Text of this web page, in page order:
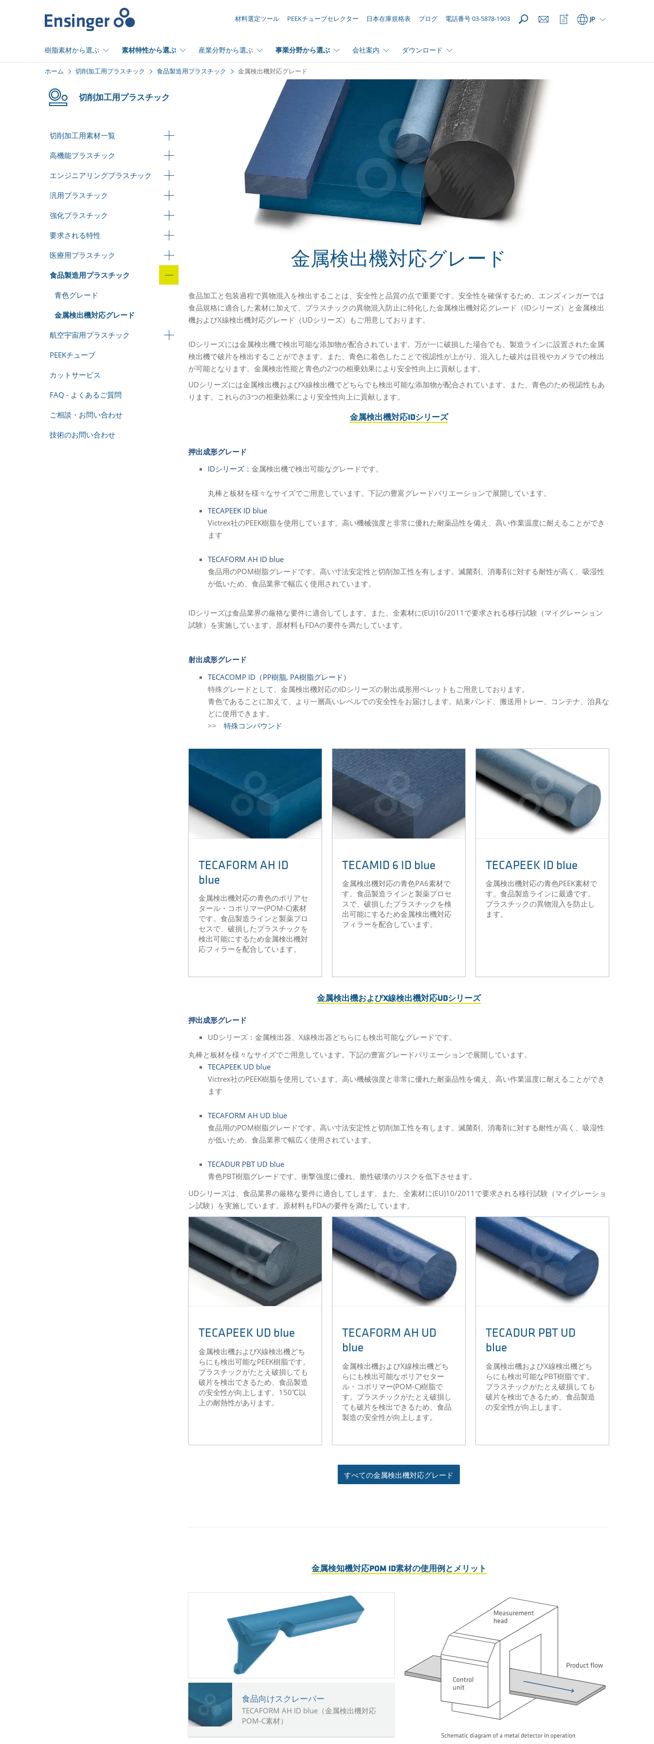
ー
ム
材料選定ツール PEEKチューブセレクター 日本在庫規格表 ブログ 電話番号 03-5878-1903 JP
ウ
ォ
ス
樹脂素材から選ぶ 素材特性から選ぶ 産業分野から選ぶ 事業分野から選ぶ 会社案内 ダウンロード
ホーム 切削加工用プラスチック 食品製造用プラスチック 金属検出機対応グレード
切削加工用プラスチック
切削加工用素材一覧
高機能プラスチック
エンジニアリングプラスチック
汎用プラスチック
強化プラスチック
要求される特性
医療用プラスチック
食品製造用プラスチック
青色グレード
金属検出機対応グレード
航空宇宙用プラスチック
PEEKチューブ
カットサービス
FAQ - よくあるご質問
ご相談・お問い合わせ
技術のお問い合わせ
金属検出機対応グレード
食品加工と包装過程で異物混入を検出することは、安全性と品質の点で重要です。安全性を確保するため、エンズィンガーでは
食品規格に適合した素材に加えて、プラスチックの異物混入防止に特化した金属検出機対応グレード（IDシリーズ）と金属検出
機およびX線検出機対応グレード（UDシリーズ）もご用意しております。
IDシリーズには金属検出機で検出可能な添加物が配合されています。万が一に破損した場合でも、製造ラインに設置された金属
検出機で破片を検出することができます。また、青色に着色したことで視認性が上がり、混入した破片は目視やカメラでの検出
が可能となります。金属検出性能と青色の2つの相乗効果により安全性向上に貢献します。
UDシリーズには金属検出機およびX線検出機でどちらでも検出可能な添加物が配合されています。また、青色のため視認性もあ
ります。これらの3つの相乗効果により安全性向上に貢献します。
金属検出機対応IDシリーズ
押出成形グレード
IDシリーズ： 金属検出機で検出可能なグレードです。
丸棒と板材を様々なサイズでご用意しています。下記の豊富グレードバリエーションで展開しています。
TECAPEEK ID blue
Victrex社のPEEK樹脂を使用しています。高い機械強度と非常に優れた耐薬品性を備え、高い作業温度に耐えることができ
ます
TECAFORM AH ID blue
食品用のPOM樹脂グレードです。高い寸法安定性と切削加工性を有します。滅菌剤、消毒剤に対する耐性が高く、吸湿性
が低いため、食品業界で幅広く使用されています。
IDシリーズは食品業界の厳格な要件に適合してします。また、全素材に(EU)10/2011で要求される移行試験（マイグレーション
試験）を実施しています。原材料もFDAの要件を満たしています。
射出成形グレード
TECACOMP ID（PP樹脂, PA樹脂グレード）
特殊グレードとして、金属検出機対応のIDシリーズの射出成形用ペレットもご用意しております。
青色であることに加えて、より一層高いレベルでの安全性をお届けします。結束バンド、搬送用トレー、コンテナ、治具な
どに使用できます。
>> 特殊コンパウンド
TECAFORM AH ID
blue
金属検出機対応の青色のポリアセ
タール・コポリマー(POM-C)素材
です。食品製造ラインと製薬プロ
セスで、破損したプラスチックを
検出可能にするため金属検出機対
応フィラーを配合しています。
TECAMID 6 ID blue
金属検出機対応の青色PA6素材で
す。食品製造ラインと製薬プロセ
スで、破損したプラスチックを検
出可能にするため金属検出機対応
フィラーを配合しています。
TECAPEEK ID blue
金属検出機対応の青色PEEK素材で
す。食品製造ラインに最適です。
プラスチックの異物混入を防止し
ます。
金属検出機およびX線検出機対応UDシリーズ
押出成形グレード
UDシリーズ：金属検出器、X線検出器どちらにも検出可能なグレードです。
丸棒と板材を様々なサイズでご用意しています。下記の豊富グレードバリエーションで展開しています。
TECAPEEK UD blue
Victrex社のPEEK樹脂を使用しています。高い機械強度と非常に優れた耐薬品性を備え、高い作業温度に耐えることができ
ます
TECAFORM AH UD blue
食品用のPOM樹脂グレードです。高い寸法安定性と切削加工性を有します。滅菌剤、消毒剤に対する耐性が高く、吸湿性
が低いため、食品業界で幅広く使用されています。
TECADUR PBT UD blue
青色PBT樹脂グレードです。衝撃強度に優れ、脆性破壊のリスクを低下させます。
UDシリーズは、食品業界の厳格な要件に適合してします。また、全素材に(EU)10/2011で要求される移行試験（マイグレーショ
ン試験）を実施しています。原材料もFDAの要件を満たしています。
TECAPEEK UD blue
金属検出機およびX線検出機どち
らにも検出可能なPEEK樹脂です。
プラスチックがたとえ破損しても
破片を検出できるため、食品製造
の安全性が向上します。150℃以
上の耐熱性があります。
TECAFORM AH UD
blue
金属検出機およびX線検出機どち
らにも検出可能なポリアセター
ル・コポリマー(POM-C)樹脂で
す。プラスチックがたとえ破損し
ても破片を検出できるため、食品
製造の安全性が向上します。
TECADUR PBT UD
blue
金属検出機およびX線検出機どち
らにも検出可能なPBT樹脂です。
プラスチックがたとえ破損しても
破片を検出できるため、食品製造
の安全性が向上します。
すべての金属検出機対応グレード
金属検知機対応POM ID素材の使用例とメリット
食品向けスクレーパー
TECAFORM AH ID blue（金属検出機対応
POM-C素材）